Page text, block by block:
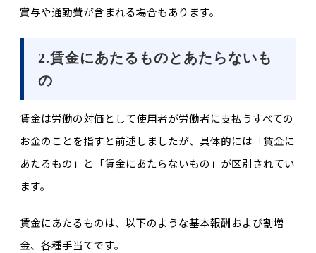
賞与や通勤費が含まれる場合もあります。
2.賃金にあたるものとあたらないも
の
賃金は労働の対価として使用者が労働者に支払うすべての
お金のことを指すと前述しましたが、具体的には「賃金に
あたるもの」と「賃金にあたらないもの」が区別されてい
ます。
賃金にあたるものは、以下のような基本報酬および割増
金、各種手当てです。